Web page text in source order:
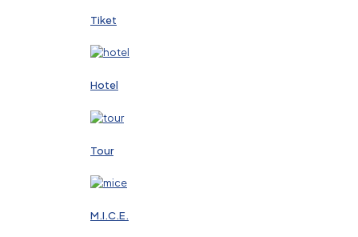
Tiket
Hotel
Tour
M.I.C.E.